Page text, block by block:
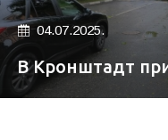
04.07.2025.
В Кронштадт